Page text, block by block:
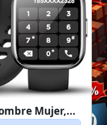
Mujer,...